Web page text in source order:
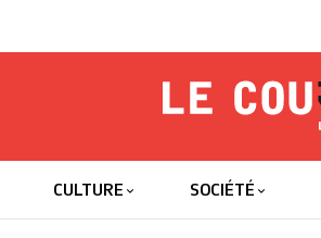
Le
CULTURE SOCIÉTÉ